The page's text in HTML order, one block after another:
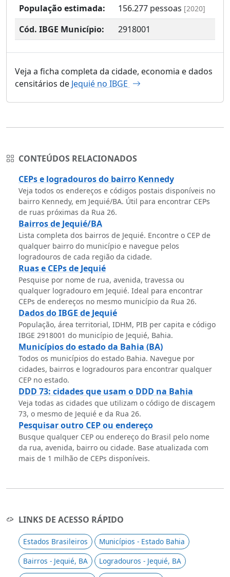
População estimada:
156.277 pessoas [2020]
Cód. IBGE Município: 2918001
Veja a ficha completa da cidade, economia e dados
censitários de Jequié no IBGE
CONTEÚDOS RELACIONADOS
CEPs e logradouros do bairro Kennedy
Veja todos os endereços e códigos postais disponíveis no
bairro Kennedy, em Jequié/BA. Útil para encontrar CEPs
de ruas próximas da Rua 26.
Bairros de Jequié/BA
Lista completa dos bairros de Jequié. Encontre o CEP de
qualquer bairro do município e navegue pelos
logradouros de cada região da cidade.
Ruas e CEPs de Jequié
Pesquise por nome de rua, avenida, travessa ou
qualquer logradouro em Jequié. Ideal para encontrar
CEPs de endereços no mesmo município da Rua 26.
Dados do IBGE de Jequié
População, área territorial, IDHM, PIB per capita e código
IBGE 2918001 do município de Jequié, Bahia.
Municípios do estado da Bahia (BA)
Todos os municípios do estado Bahia. Navegue por
cidades, bairros e logradouros para encontrar qualquer
CEP no estado.
DDD 73: cidades que usam o DDD na Bahia
Veja todas as cidades que utilizam o código de discagem
73, o mesmo de Jequié e da Rua 26.
Pesquisar outro CEP ou endereço
Busque qualquer CEP ou endereço do Brasil pelo nome
da rua, avenida, bairro ou cidade. Base atualizada com
mais de 1 milhão de CEPs disponíveis.
LINKS DE ACESSO RÁPIDO
Estados Brasileiros
Municípios - Estado Bahia
Bairros - Jequié, BA
Logradouros - Jequié, BA